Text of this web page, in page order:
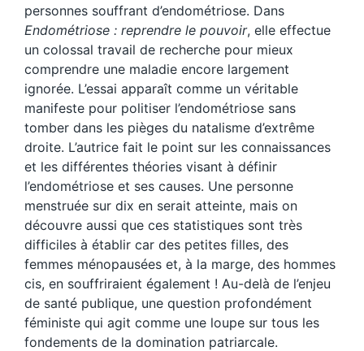
personnes souffrant d’endométriose. Dans
Endométriose : reprendre le pouvoir, elle effectue
un colossal travail de recherche pour mieux
comprendre une maladie encore largement
ignorée. L’essai apparaît comme un véritable
manifeste pour politiser l’endométriose sans
tomber dans les pièges du natalisme d’extrême
droite. L’autrice fait le point sur les connaissances
et les différentes théories visant à définir
l’endométriose et ses causes. Une personne
menstruée sur dix en serait atteinte, mais on
découvre aussi que ces statistiques sont très
difficiles à établir car des petites filles, des
femmes ménopausées et, à la marge, des hommes
cis, en souffriraient également ! Au-delà de l’enjeu
de santé publique, une question profondément
féministe qui agit comme une loupe sur tous les
fondements de la domination patriarcale.